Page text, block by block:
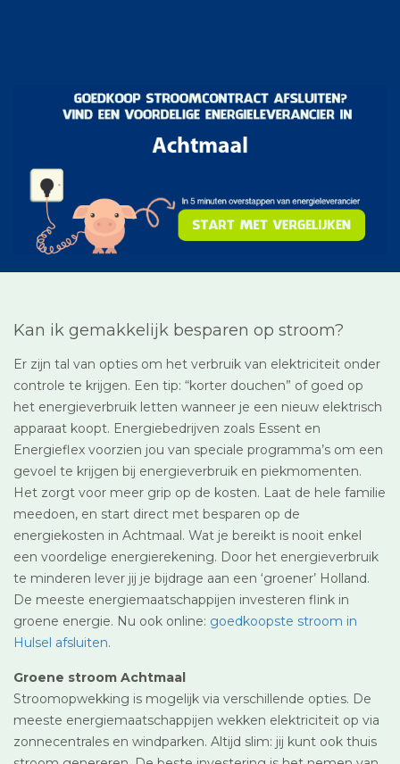
Kan ik gemakkelijk besparen op stroom?
Er zijn tal van opties om het verbruik van elektriciteit onder
controle te krijgen. Een tip: “korter douchen” of goed op
het energieverbruik letten wanneer je een nieuw elektrisch
apparaat koopt. Energiebedrijven zoals Essent en
Energieflex voorzien jou van speciale programma’s om een
gevoel te krijgen bij energieverbruik en piekmomenten.
Het zorgt voor meer grip op de kosten. Laat de hele familie
meedoen, en start direct met besparen op de
energiekosten in Achtmaal. Wat je bereikt is nooit enkel
een voordelige energierekening. Door het energieverbruik
te minderen lever jij je bijdrage aan een ‘groener’ Holland.
De meeste energiemaatschappijen investeren flink in
groene energie. Nu ook online: goedkoopste stroom in
Hulsel afsluiten.
Groene stroom Achtmaal
Stroomopwekking is mogelijk via verschillende opties. De
meeste energiemaatschappijen wekken elektriciteit op via
zonnecentrales en windparken. Altijd slim: jij kunt ook thuis